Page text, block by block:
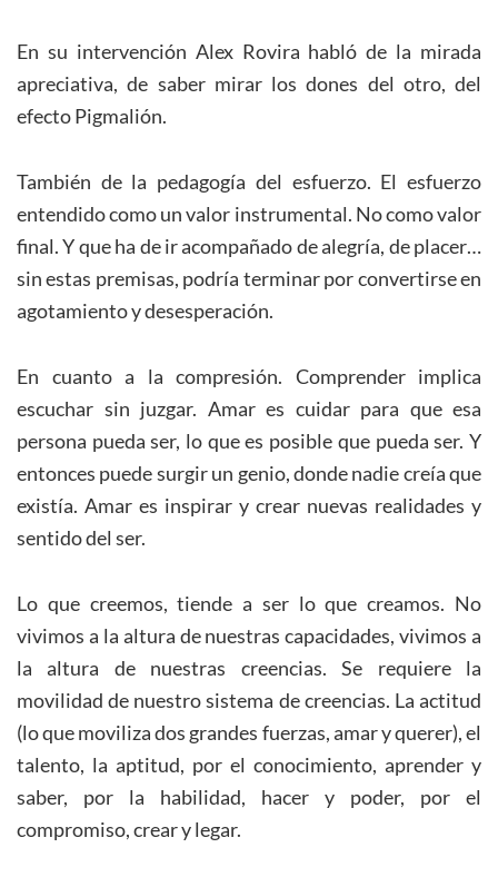
En su intervención Alex Rovira habló de la mirada
apreciativa, de saber mirar los dones del otro, del
efecto Pigmalión.
También de la pedagogía del esfuerzo. El esfuerzo
entendido como un valor instrumental. No como valor
final. Y que ha de ir acompañado de alegría, de placer…
sin estas premisas, podría terminar por convertirse en
agotamiento y desesperación.
En cuanto a la compresión. Comprender implica
escuchar sin juzgar. Amar es cuidar para que esa
persona pueda ser, lo que es posible que pueda ser. Y
entonces puede surgir un genio, donde nadie creía que
existía. Amar es inspirar y crear nuevas realidades y
sentido del ser.
Lo que creemos, tiende a ser lo que creamos. No
vivimos a la altura de nuestras capacidades, vivimos a
la altura de nuestras creencias. Se requiere la
movilidad de nuestro sistema de creencias. La actitud
(lo que moviliza dos grandes fuerzas, amar y querer), el
talento, la aptitud, por el conocimiento, aprender y
saber, por la habilidad, hacer y poder, por el
compromiso, crear y legar.